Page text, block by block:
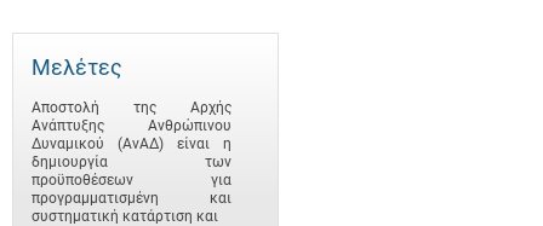
Μελέτες
Αποστολή της Αρχής
Ανάπτυξης Ανθρώπινου
Δυναμικού (ΑνΑΔ) είναι η
δημιουργία των
προϋποθέσεων για
προγραμματισμένη και
συστηματική κατάρτιση και